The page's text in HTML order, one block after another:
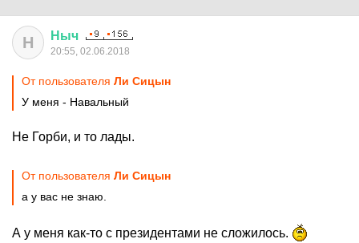
Н Ныч
20:55, 02.06.2018
От пользователя Ли Сицын
У меня - Навальный
Не Горби, и то лады.
От пользователя Ли Сицын
а у вас не знаю.
А у меня как-то с президентами не сложилось.